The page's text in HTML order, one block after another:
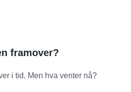
framover?
i tid. Men hva venter nå?